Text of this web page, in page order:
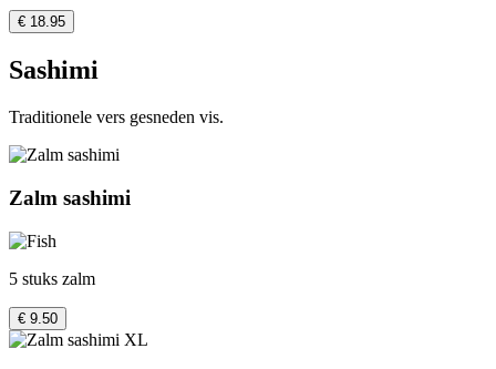
€ 18.95
Sashimi
Traditionele vers gesneden vis.
Zalm sashimi
5 stuks zalm
€ 9.50